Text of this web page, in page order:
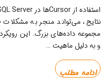
نتایج، می‌تواند منجر به
مجموعه داده‌های بزرگ. این
و به دلیل ماهیت …
ادامه مطلب